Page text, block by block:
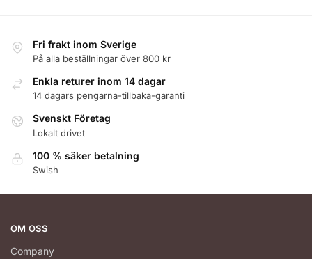
Fri frakt inom Sverige
På alla beställningar över 800 kr
Enkla returer inom 14 dagar
14 dagars pengarna-tillbaka-garanti
Svenskt Företag
Lokalt drivet
100 % säker betalning
Swish
OM OSS
Company